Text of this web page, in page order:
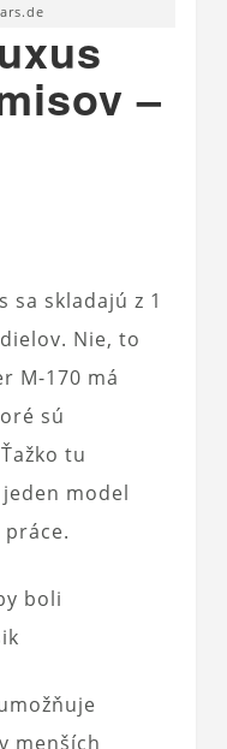
–
sa skladajú z 1
Nie, to
M-170 má
sú
tu
model
boli
menších